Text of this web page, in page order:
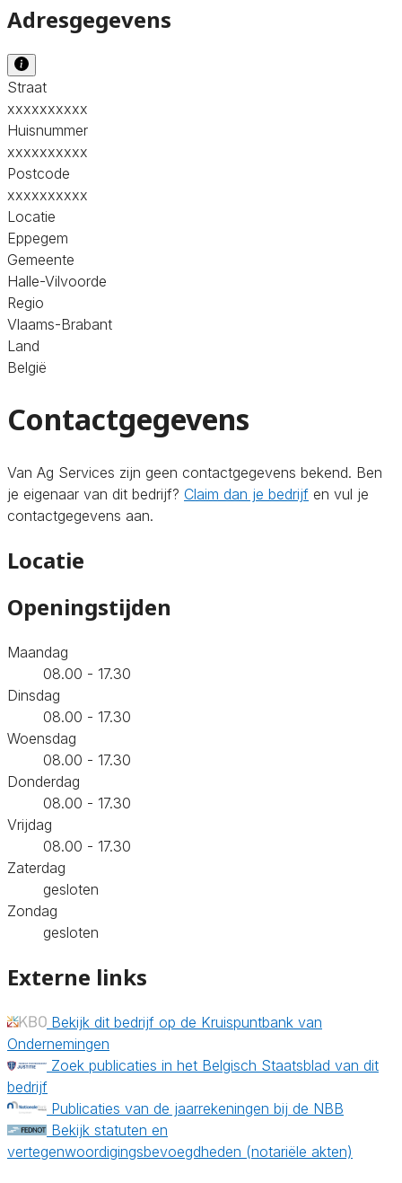
Adresgegevens
Straat
xxxxxxxxxx
Huisnummer
xxxxxxxxxx
Postcode
xxxxxxxxxx
Locatie
Eppegem
Gemeente
Halle-Vilvoorde
Regio
Vlaams-Brabant
Land
België
Contactgegevens
Van Ag Services zijn geen contactgegevens bekend. Ben
je eigenaar van dit bedrijf? Claim dan je bedrijf en vul je
contactgegevens aan.
Locatie
Openingstijden
Maandag
08.00 - 17.30
Dinsdag
08.00 - 17.30
Woensdag
08.00 - 17.30
Donderdag
08.00 - 17.30
Vrijdag
08.00 - 17.30
Zaterdag
gesloten
Zondag
gesloten
Externe links
Bekijk dit bedrijf op de Kruispuntbank van
Ondernemingen
Zoek publicaties in het Belgisch Staatsblad van dit
bedrijf
Publicaties van de jaarrekeningen bij de NBB
Bekijk statuten en
vertegenwoordigingsbevoegdheden (notariële akten)